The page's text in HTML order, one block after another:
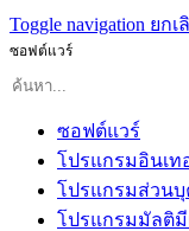
Toggle navigation ยกเ
ซอฟต์แวร์
ซอฟต์แวร์
โปรแกรมอินเท
โปรแกรมส่วน
โปรแกรมมัลติมี